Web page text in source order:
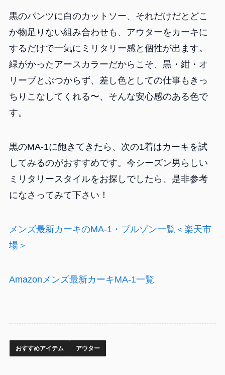
黒のパンツに白のカットソー、それだけだとどこ
か物足りない組み合わせも、アウターをカーキに
するだけで一気にミリタリー感と個性が出ます。
緑がかったアースカラーだからこそ、黒・紺・オ
リーブとぶつからず、差し色としての仕事もきっ
ちりこなしてくれる〜、そんな安心感のある色で
す。
黒のMA-1に飽きてきたら、次の1着はカーキを試
してみるのがおすすめです。今シーズン男らしい
ミリタリースタイルをお探しでしたら、是非参考
になさってみて下さい！
メンズ最新カーキのMA-1・ブルゾン一覧＜楽天市
場＞
Amazonメンズ最新カーキMA-1一覧
おすすめアイテム アウター